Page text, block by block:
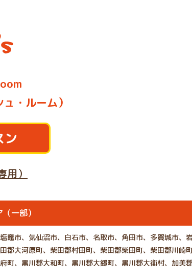
・ルーム）
ン
）
一部）
竈市、気仙沼市、白石市、名取市、角田市、多賀城市、
郡大河原町、柴田郡村田町、柴田郡柴田町、柴田郡川崎
町、黒川郡大和町、黒川郡大郷町、黒川郡大衡村、加美